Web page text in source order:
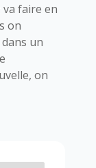
faire en
on
un
on